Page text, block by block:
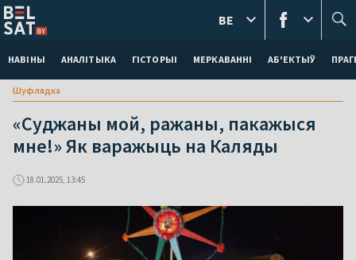
НАВІНЫ АНАЛІТЫКА ГІСТОРЫІ МЕРКАВАННI АБ'ЕКТЫЎ
BE
Шуфлядка
«Суджаны мой, ражаны, пакажыся
мне!» Як варажыць на Каляды
18.01.2025, 13:45